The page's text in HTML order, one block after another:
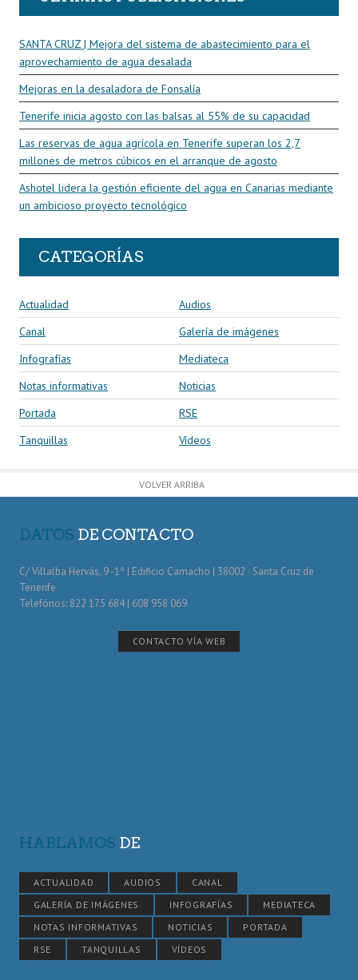
SANTA CRUZ | Mejora del sistema de abastecimiento para el
aprovechamiento de agua desalada
Mejoras en la desaladora de Fonsalía
Tenerife inicia agosto con las balsas al 55% de su capacidad
Las reservas de agua agrícola en Tenerife superan los 2,7
millones de metros cúbicos en el arranque de agosto
Ashotel lidera la gestión eficiente del agua en Canarias mediante
un ambicioso proyecto tecnológico
CATEGORÍAS
Actualidad
Audios
Canal
Galería de imágenes
Infografías
Mediateca
Notas informativas
Noticias
Portada
RSE
Tanquillas
Vídeos
VOLVER ARRIBA
DATOS DE CONTACTO
C/ Villalba Hervás, 9 -1º | Edificio Camacho | 38002 · Santa Cruz de
Tenerife
Telefónos: 822 175 684 | 608 958 069
CONTACTO VÍA WEB
HABLAMOS DE
ACTUALIDAD AUDIOS
CANAL
GALERÍA DE IMÁGENES
INFOGRAFÍAS
MEDIATECA
NOTAS INFORMATIVAS
NOTICIAS
PORTADA
RSE
TANQUILLAS VÍDEOS